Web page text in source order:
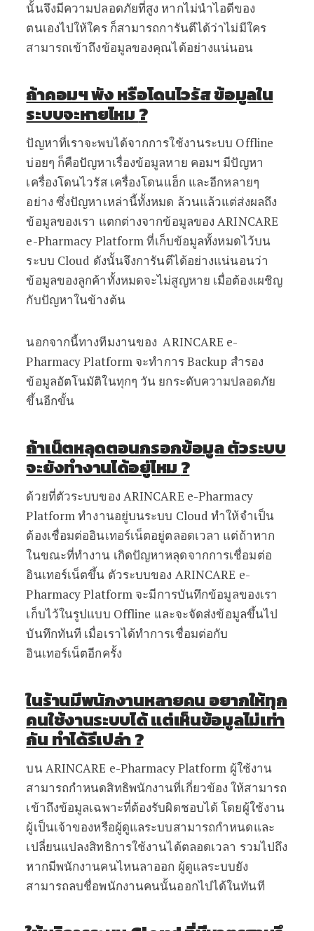
นั้นจึงมีความปลอดภัยที่สูง หากไม่นำไอดีของ
ตนเองไปให้ใคร ก็สามารถการันตีได้ว่าไม่มีใคร
สามารถเข้าถึงข้อมูลของคุณได้อย่างแน่นอน
ถ้าคอมฯ พัง หรือโดนไวรัส ข้อมูลใน
ระบบจะหายไหม ?
ปัญหาที่เราจะพบได้จากการใช้งานระบบ Offline
บ่อยๆ ก็คือปัญหาเรื่องข้อมูลหาย คอมฯ มีปัญหา
เครื่องโดนไวรัส เครื่องโดนแฮ็ก และอีกหลายๆ
อย่าง ซึ่งปัญหาเหล่านี้ทั้งหมด ล้วนแล้วแต่ส่งผลถึง
ข้อมูลของเรา แตกต่างจากข้อมูลของ ARINCARE
e-Pharmacy Platform ที่เก็บข้อมูลทั้งหมดไว้บน
ระบบ Cloud ดังนั้นจึงการันตีได้อย่างแน่นอนว่า
ข้อมูลของลูกค้าทั้งหมดจะไม่สูญหาย เมื่อต้องเผชิญ
กับปัญหาในข้างต้น
นอกจากนี้ทางทีมงานของ ARINCARE e-
Pharmacy Platform จะทำการ Backup สำรอง
ข้อมูลอัตโนมัติในทุกๆ วัน ยกระดับความปลอดภัย
ขึ้นอีกขั้น
ถ้าเน็ตหลุดตอนกรอกข้อมูล ตัวระบบ
จะยังทำงานได้อยู่ไหม ?
ด้วยที่ตัวระบบของ ARINCARE e-Pharmacy
Platform ทำงานอยู่บนระบบ Cloud ทำให้จำเป็น
ต้องเชื่อมต่ออินเทอร์เน็ตอยู่ตลอดเวลา แต่ถ้าหาก
ในขณะที่ทำงาน เกิดปัญหาหลุดจากการเชื่อมต่อ
อินเทอร์เน็ตขึ้น ตัวระบบของ ARINCARE e-
Pharmacy Platform จะมีการบันทึกข้อมูลของเรา
เก็บไว้ในรูปแบบ Offline และจะจัดส่งข้อมูลขึ้นไป
บันทึกทันที เมื่อเราได้ทำการเชื่อมต่อกับ
อินเทอร์เน็ตอีกครั้ง
ในร้านมีพนักงานหลายคน อยากให้ทุก
คนใช้งานระบบได้ แต่เห็นข้อมูลไม่เท่า
กัน ทำได้รีเปล่า?
บน ARINCARE e-Pharmacy Platform ผู้ใช้งาน
สามารถกำหนดสิทธิพนักงานที่เกี่ยวข้อง ให้สามารถ
เข้าถึงข้อมูลเฉพาะที่ต้องรับผิดชอบได้ โดยผู้ใช้งาน
ผู้เป็นเจ้าของหรือผู้ดูแลระบบสามารถกำหนดและ
เปลี่ยนแปลงสิทธิการใช้งานได้ตลอดเวลา รวมไปถึง
หากมีพนักงานคนไหนลาออก ผู้ดูแลระบบยัง
สามารถลบชื่อพนักงานคนนั้นออกไปได้ในทันที